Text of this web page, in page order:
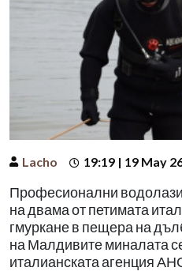
Lacho 19:19 | 19 May
Професионални
на двама от петимата
гмуркане в пещера на
на Малдивите миналата
италианската агенция